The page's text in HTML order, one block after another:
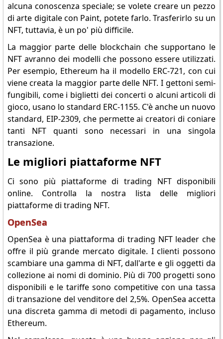
alcuna conoscenza speciale; se volete creare un pezzo
di arte digitale con Paint, potete farlo. Trasferirlo su un
NFT, tuttavia, è un po' più difficile.
La maggior parte delle blockchain che supportano le
NFT avranno dei modelli che possono essere utilizzati.
Per esempio, Ethereum ha il modello ERC-721, con cui
viene creata la maggior parte delle NFT. I gettoni semi-
fungibili, come i biglietti dei concerti o alcuni articoli di
gioco, usano lo standard ERC-1155. C'è anche un nuovo
standard, EIP-2309, che permette ai creatori di coniare
tanti NFT quanti sono necessari in una singola
transazione.
Le migliori piattaforme NFT
Ci sono più piattaforme di trading NFT disponibili
online. Controlla la nostra lista delle migliori
piattaforme di trading NFT.
OpenSea
OpenSea è una piattaforma di trading NFT leader che
offre il più grande mercato digitale. I clienti possono
scambiare una gamma di NFT, dall'arte e gli oggetti da
collezione ai nomi di dominio. Più di 700 progetti sono
disponibili e le tariffe sono competitive con una tassa
di transazione del venditore del 2,5%. OpenSea accetta
una discreta gamma di metodi di pagamento, incluso
Ethereum.